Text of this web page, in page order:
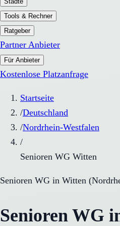
Tools & Rechner
Ratgeber
Partner Anbieter
Für Anbieter
Kostenlose Platzanfrage
Startseite
/Deutschland
/Nordrhein-Westfalen
/
Senioren WG Witten
Senioren WG in Witten (
Senioren WG